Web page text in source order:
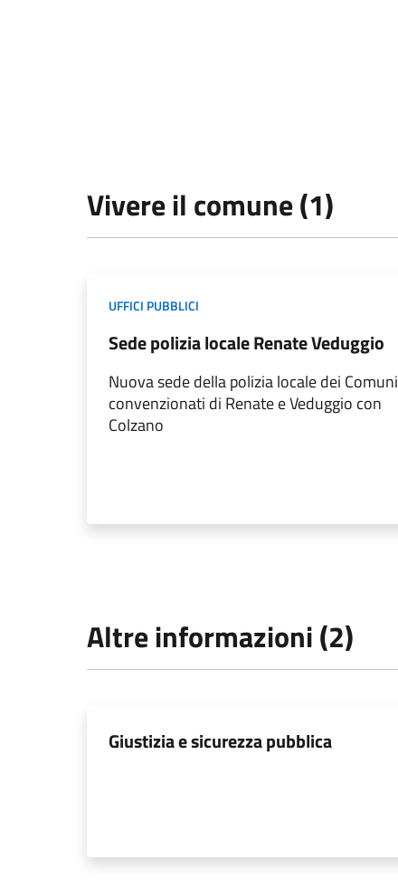
Vivere il comune (1)
UFFICI PUBBLICI
Sede polizia locale Renate Veduggio
Nuova sede della polizia locale dei Comuni
convenzionati di Renate e Veduggio con
Colzano
Altre informazioni (2)
Giustizia e sicurezza pubblica